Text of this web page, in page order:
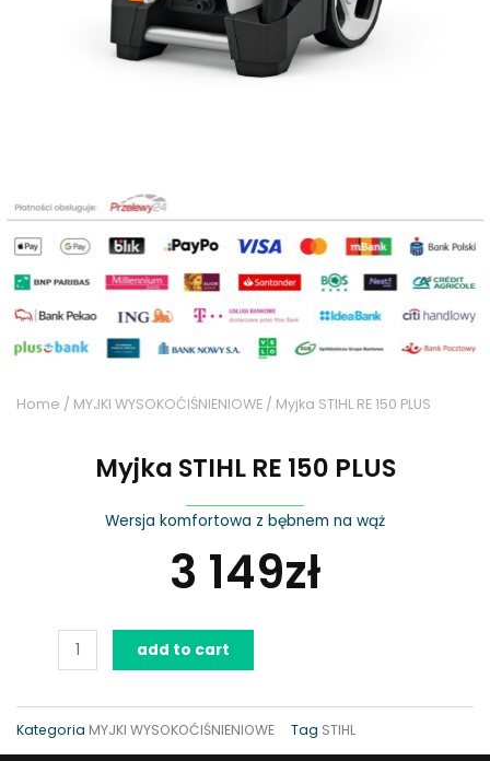
Home / MYJKI WYSOKOĆIŚNIENIOWE / Myjka STIHL RE 150 PLUS
Myjka STIHL RE 150 PLUS
Wersja komfortowa z bębnem na wąż
3 149zł
add to cart
Kategoria MYJKI WYSOKOĆIŚNIENIOWE Tag STIHL